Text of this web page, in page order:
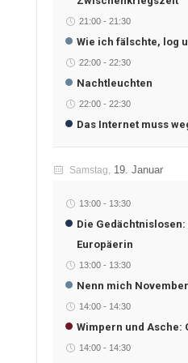
21:00- 21:30
Wie ich fälschte, log
22:00- 22:30
Nachtleuchten
22:00- 22:30
Das Internet muss
Samstag, 19. Januar
13:00- 13:30
Die
Europäerin
13:00- 13:30
Nenn mich November
14:00- 14:30
Wimpern und Asche:
14:00- 14:30